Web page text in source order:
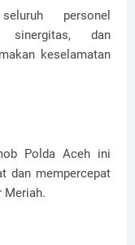
personel
sinergitas, dan
keselamatan
Polda Aceh ini
dan mempercepat
Meriah.